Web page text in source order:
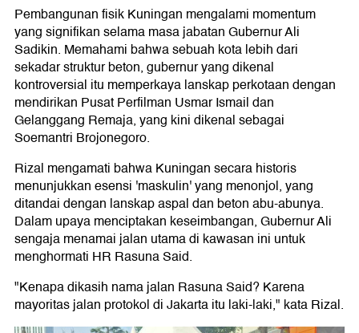
Pembangunan fisik Kuningan mengalami momentum
yang signifikan selama masa jabatan Gubernur Ali
Sadikin. Memahami bahwa sebuah kota lebih dari
sekadar struktur beton, gubernur yang dikenal
kontroversial itu memperkaya lanskap perkotaan dengan
mendirikan Pusat Perfilman Usmar Ismail dan
Gelanggang Remaja, yang kini dikenal sebagai
Soemantri Brojonegoro.
Rizal mengamati bahwa Kuningan secara historis
menunjukkan esensi 'maskulin' yang menonjol, yang
ditandai dengan lanskap aspal dan beton abu-abunya.
Dalam upaya menciptakan keseimbangan, Gubernur Ali
sengaja menamai jalan utama di kawasan ini untuk
menghormati HR Rasuna Said.
"Kenapa dikasih nama jalan Rasuna Said? Karena
mayoritas jalan protokol di Jakarta itu laki-laki," kata Rizal.